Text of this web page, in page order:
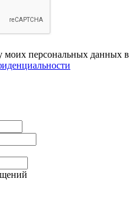
моих персональных данных в